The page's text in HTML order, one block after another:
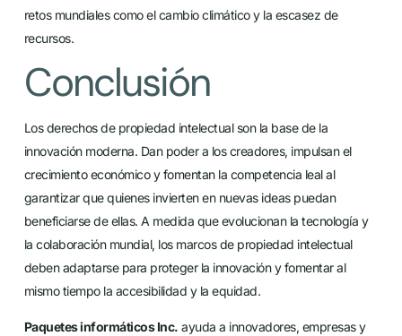
retos mundiales como el cambio climático y la escasez de
recursos.
Conclusión
Los derechos de propiedad intelectual son la base de la
innovación moderna. Dan poder a los creadores, impulsan el
crecimiento económico y fomentan la competencia leal al
garantizar que quienes invierten en nuevas ideas puedan
beneficiarse de ellas. A medida que evolucionan la tecnología y
la colaboración mundial, los marcos de propiedad intelectual
deben adaptarse para proteger la innovación y fomentar al
mismo tiempo la accesibilidad y la equidad.
Paquetes informáticos Inc. ayuda a innovadores, empresas y